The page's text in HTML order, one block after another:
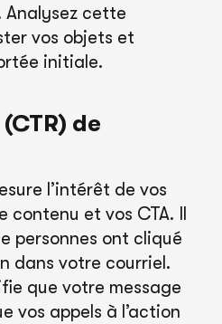
Analysez cette
vos objets et
initiale.
de
l’intérêt de vos
et vos CTA. Il
personnes ont cliqué
dans votre courriel.
que votre message
vos appels à l’action